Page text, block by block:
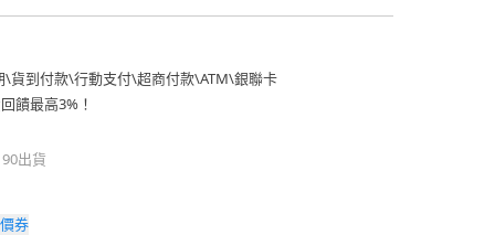
\貨到付款\行動支付\超商付款\ATM\銀聯卡
饋最高3%！
出貨
券